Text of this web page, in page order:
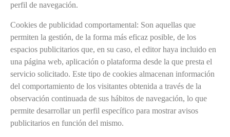
perfil de navegación.
Cookies de publicidad comportamental: Son aquellas que
permiten la gestión, de la forma más eficaz posible, de los
espacios publicitarios que, en su caso, el editor haya incluido en
una página web, aplicación o plataforma desde la que presta el
servicio solicitado. Este tipo de cookies almacenan información
del comportamiento de los visitantes obtenida a través de la
observación continuada de sus hábitos de navegación, lo que
permite desarrollar un perfil específico para mostrar avisos
publicitarios en función del mismo.